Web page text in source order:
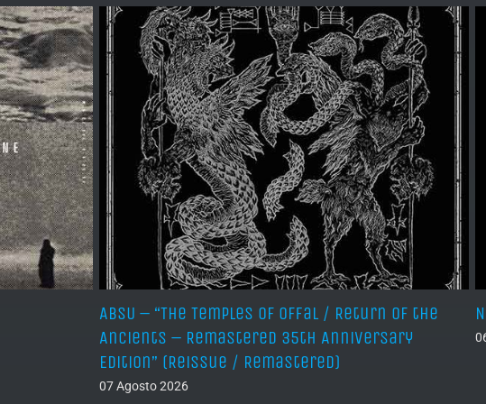
ABSU – “The Temples of Offal / Return of the
Ancients – Remastered 35th Anniversary
Edition” (Reissue / Remastered)
07 Agosto 2026